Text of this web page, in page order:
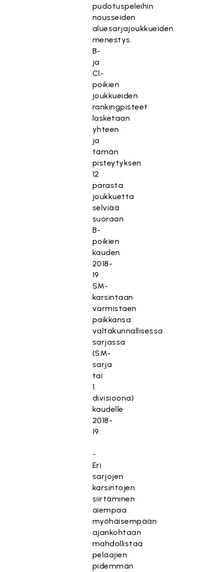
pudotuspeleihin
nousseiden
aluesarjajoukkueiden
menestys.
B-
ja
C1-
poikien
joukkueiden
rankingpisteet
lasketaan
yhteen
ja
tämän
pisteytyksen
12
parasta
joukkuetta
selviää
suoraan
B-
poikien
kauden
2018-
19
SM-
karsintaan
varmistaen
paikkansa
valtakunnallisessa
sarjassa
(SM-
sarja
tai
1.
divisioona)
kaudelle
2018-
19.
-
Eri
sarjojen
karsintojen
siirtäminen
aiempaa
myöhäisempään
ajankohtaan
mahdollistaa
pelaajien
pidemmän